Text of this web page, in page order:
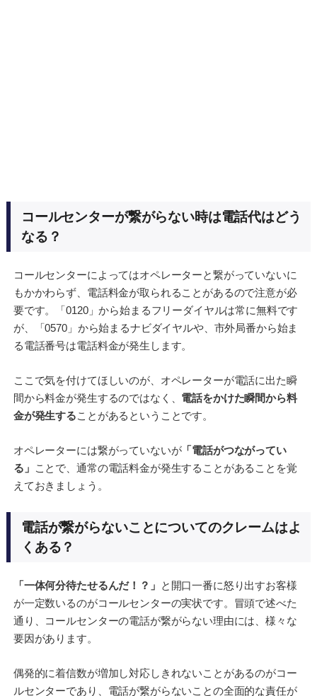
コールセンターが繋がらない時は電話代はどう
なる？
コールセンターによってはオペレーターと繋がっていないに
もかかわらず、電話料金が取られることがあるので注意が必
要です。「0120」から始まるフリーダイヤルは常に無料です
が、「0570」から始まるナビダイヤルや、市外局番から始ま
る電話番号は電話料金が発生します。
ここで気を付けてほしいのが、オペレーターが電話に出た瞬
間から料金が発生するのではなく、 電話をかけた瞬間から料
金が発生することがあるということです。
オペレーターには繋がっていないが「電話がつながってい
る」 ことで、通常の電話料金が発生することがあることを覚
えておきましょう。
電話が繋がらないことについてのクレームはよ
くある？
「一体何分待たせるんだ！？」 と開口一番に怒り出すお客様
が一定数いるのがコールセンターの実状です。冒頭で述べた
通り、コールセンターの電話が繋がらない理由には、様々な
要因があります。
偶発的に着信数が増加し対応しきれないことがあるのがコー
ルセンターであり、電話が繋がらないことの全面的な責任が